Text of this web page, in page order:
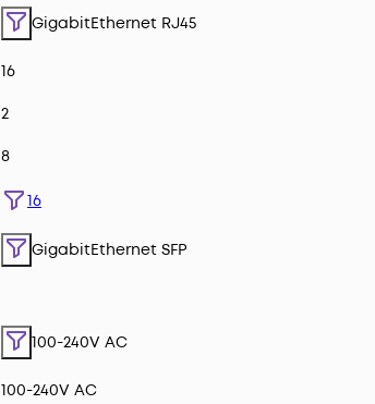
GigabitEthernet RJ45
16
2
8
16
GigabitEthernet SFP
100-240V AC
100-240V AC